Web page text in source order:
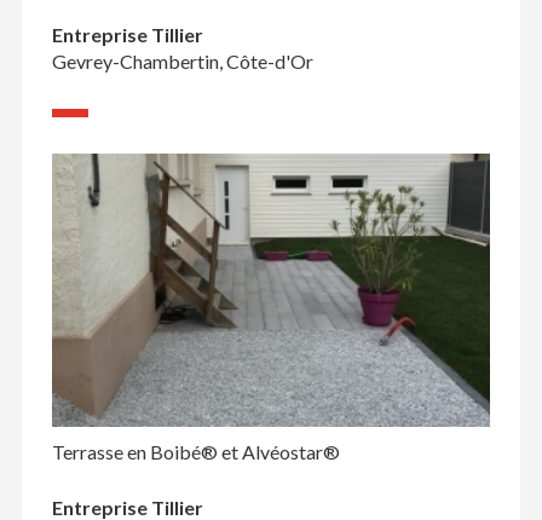
Entreprise Tillier
Gevrey-Chambertin, Côte-d'Or
Terrasse en Boibé® et Alvéostar®
Entreprise Tillier